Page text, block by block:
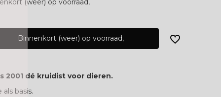
Binnenkort (weer) op voorraad,
2001 dé kruidist voor dieren.
basis.